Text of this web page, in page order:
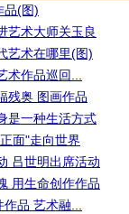
品(图)
艺术大师关玉良
艺术在哪里(图)
作品巡回...
残奥 图画作品
是一种生活方式
面"走向世界
吕世明出席活动
用生命创作作品
品 艺术融...